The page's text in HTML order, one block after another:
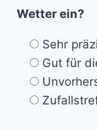
Wetter ein?
Sehr
Gut für